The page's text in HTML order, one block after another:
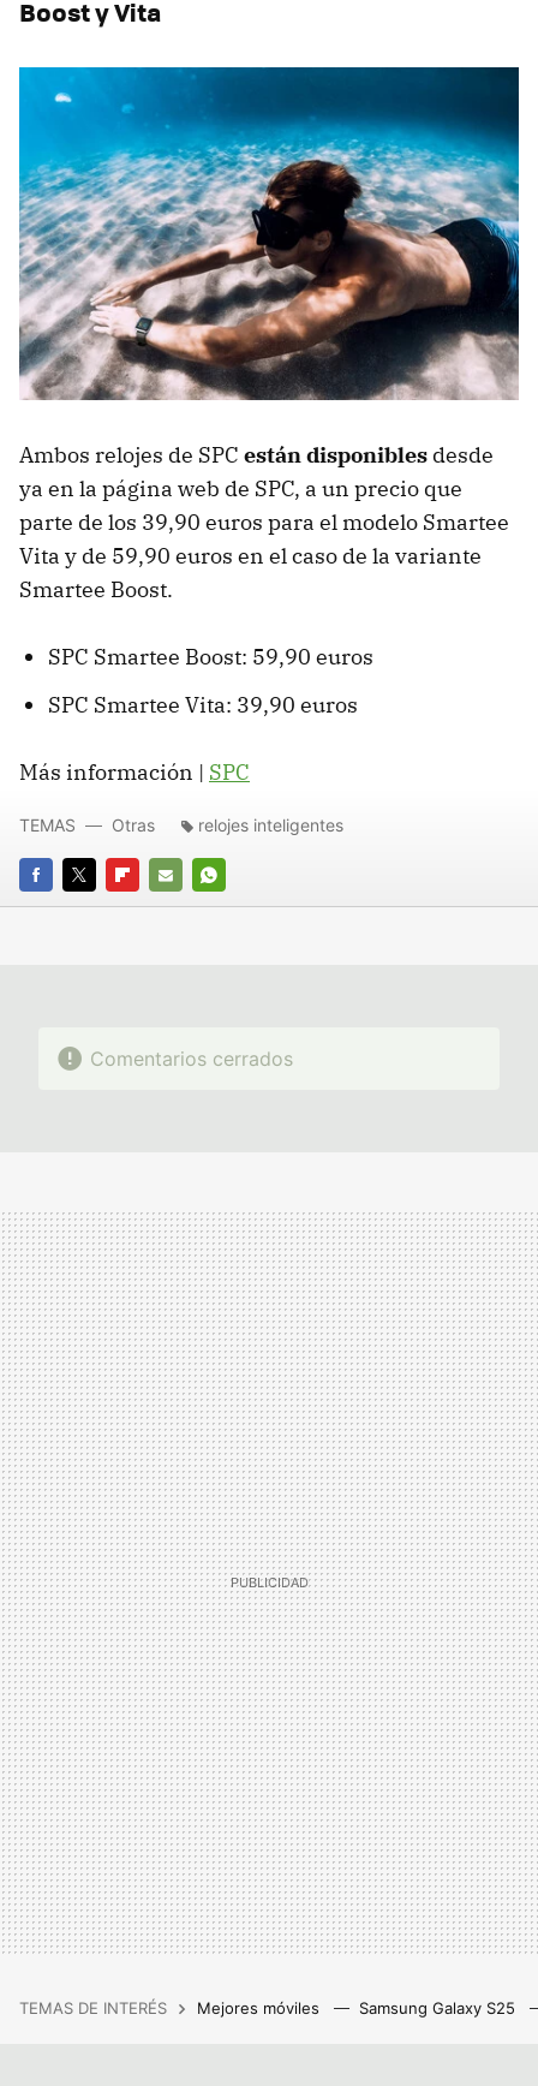
Boost y Vita
Ambos relojes de SPC están disponibles desde
ya en la página web de SPC, a un precio que
parte de los 39,90 euros para el modelo Smartee
Vita y de 59,90 euros en el caso de la variante
Smartee Boost.
SPC Smartee Boost: 59,90 euros
SPC Smartee Vita: 39,90 euros
Más información | SPC
FACEBOOK
TWITTERFLIPBOARD
E-
WHATSAPP
TEMAS Otras relojes inteligentes
Comentarios cerrados
TEMAS DE INTERÉS Mejores móviles Samsung Galaxy S25